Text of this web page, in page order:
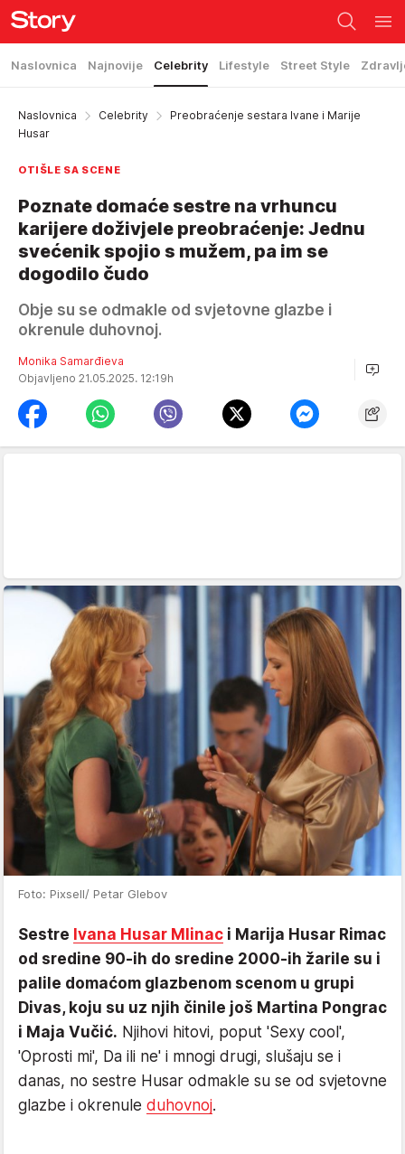
Naslovnica Najnovije Celebrity Lifestyle Street Style
Naslovnica Celebrity
Preobraćenje sestara Ivane i Marije
Husar
OTIŠLE SA SCENE
Poznate domaće sestre na vrhuncu
karijere doživjele preobraćenje: Jednu
svećenik spojio s mužem, pa im se
dogodilo čudo
Obje su se odmakle od svjetovne glazbe i
okrenule duhovnoj.
Monika Samarđieva
Objavljeno 21.05.2025. 12:19h
Foto: Pixsell/ Petar Glebov
Sestre Ivana Husar Mlinac i Marija Husar Rimac
od sredine 90-ih do sredine 2000-ih žarile su i
palile domaćom glazbenom scenom u grupi
Divas, koju su uz njih činile još Martina Pongrac
i Maja Vučić. Njihovi hitovi, poput 'Sexy cool',
'Oprosti mi', Da ili ne' i mnogi drugi, slušaju se i
danas, no sestre Husar odmakle su se od svjetovne
glazbe i okrenule duhovnoj.